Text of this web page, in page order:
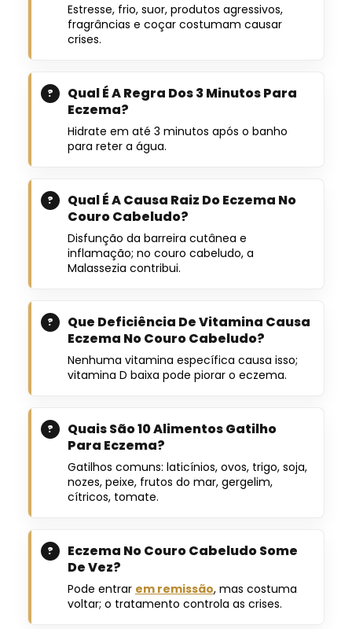
Estresse, frio, suor, produtos agressivos,
fragrâncias e coçar costumam causar
crises.
Qual É A Regra Dos 3 Minutos Para
Eczema?
Hidrate em até 3 minutos após o banho
para reter a água.
Qual É A Causa Raiz Do Eczema No
Couro Cabeludo?
Disfunção da barreira cutânea e
inflamação; no couro cabeludo, a
Malassezia contribui.
Que Deficiência De Vitamina Causa
Eczema No Couro Cabeludo?
Nenhuma vitamina específica causa isso;
vitamina D baixa pode piorar o eczema.
Quais São 10 Alimentos Gatilho
Para Eczema?
Gatilhos comuns: laticínios, ovos, trigo, soja,
nozes, peixe, frutos do mar, gergelim,
cítricos, tomate.
Eczema No Couro Cabeludo Some
De Vez?
Pode entrar em remissão, mas costuma
voltar; o tratamento controla as crises.